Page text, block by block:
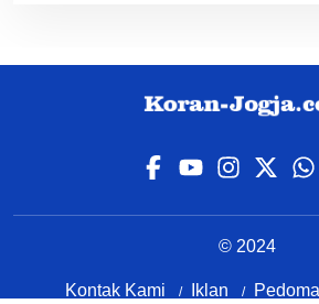
© 2024
Kontak Kami Iklan